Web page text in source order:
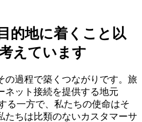
的地に着くこと以
えています
の過程で築くつながりです。旅
ネット接続を提供する地元
る一方で、私たちの使命はそ
たちは比類のないカスタマーサ